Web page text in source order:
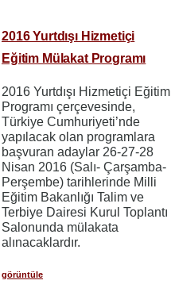
2016 Yurtdışı Hizmetiçi
Eğitim Mülakat Programı
2016 Yurtdışı Hizmetiçi Eğitim
Programı çerçevesinde,
Türkiye Cumhuriyeti’nde
yapılacak olan programlara
başvuran adaylar 26-27-28
Nisan 2016 (Salı- Çarşamba-
Perşembe) tarihlerinde Milli
Eğitim Bakanlığı Talim ve
Terbiye Dairesi Kurul Toplantı
Salonunda mülakata
alınacaklardır.
görüntüle